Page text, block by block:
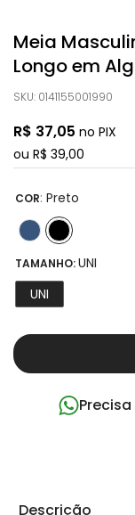
Meia
Longo em
SKU: 0141155001990
R$ 37,05 no PIX
ou R$ 39,00
COR: Preto
TAMANHO:UNI
UNI
Descrição